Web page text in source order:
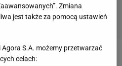
na powrót Rosji do
Zmiana
jest także za pomocą ustawień
S.A. możemy przetwarzać
celach: